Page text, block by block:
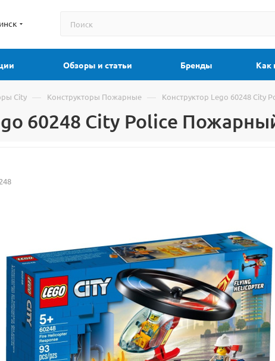
Обзоры и статьи Бренды Как
City — Конструкторы Пожарные — Конструктор Lego 60248 City
60248 City Police